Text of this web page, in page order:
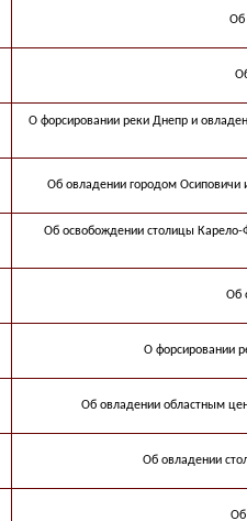
Об
О форсировании реки Днепр и
Об овладении городом Осиповичи
Об освобождении столицы Карело-
Об
О форсировании
Об овладении областным
Об овладении
Об